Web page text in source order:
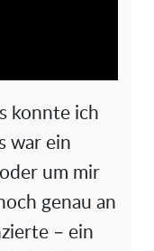
konnte ich
war ein
um mir
genau an
– ein